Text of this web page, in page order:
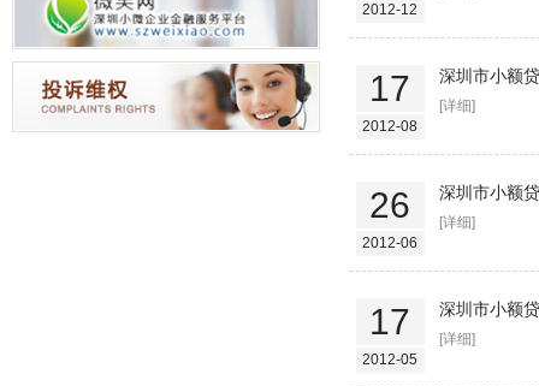
2012-12
17
2012-08
深圳市小额
[详细]
26
2012-06
深圳市小额
[详细]
17
2012-05
深圳市小额
[详细]